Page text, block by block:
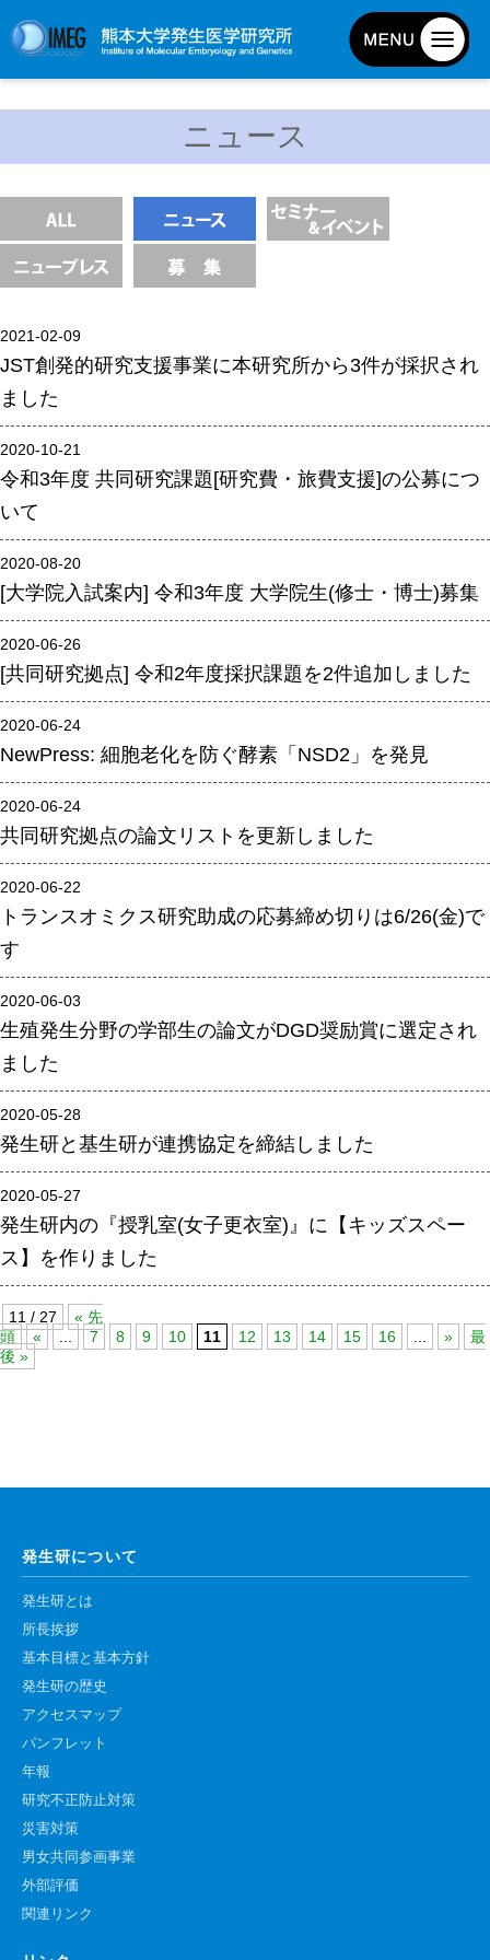
基本目標と基本方針
発生研の歴史
外部評価
パンフレット
研究不正防止対策
災害対策
男女共同参画事業
関連リンク
研究分野紹介
ゲノム神経学分野
細胞医学分野
損傷修復分野
多能性幹細胞分野
組織幹細胞分野
幹細胞誘導分野
腎臓発生分野
生殖発生分野
入学・求人案内
入学者案内
求人案内
研究支援
リエゾンラボLILAについて
高速シーケンサー解析
共通実験室・培養室利用
バイオインフォマティクス
研究試料供給
In situ hybridization
キャピラリーシーケンス
予 約
共通機器予約
カンファレンス・ルーム予約
大判プリンター予約
ニュース
2021-02-09
JST創発的研究支援事業に本研究所から3件が採択され
ました
2020-10-21
令和3年度 共同研究課題[研究費・旅費支援]の公募につ
いて
2020-08-20
[大学院入試案内] 令和3年度 大学院生(修士・博士)募集
2020-06-26
[共同研究拠点] 令和2年度採択課題を2件追加しました
2020-06-24
NewPress: 細胞老化を防ぐ酵素「NSD2」を発見
2020-06-24
共同研究拠点の論文リストを更新しました
2020-06-22
トランスオミクス研究助成の応募締め切りは6/26(金)で
す
2020-06-03
生殖発生分野の学部生の論文がDGD奨励賞に選定され
ました
2020-05-28
発生研と基生研が連携協定を締結しました
2020-05-27
発生研内の『授乳室(女子更衣室)』に【キッズスペー
ス】を作りました
11 / 27
« 先
頭
« 7 8 9 10 11 12 13 14 15 16 »
最
後 »
発生研について
発生研とは
所長挨拶
基本目標と基本方針
発生研の歴史
アクセスマップ
パンフレット
年報
研究不正防止対策
災害対策
男女共同参画事業
外部評価
関連リンク